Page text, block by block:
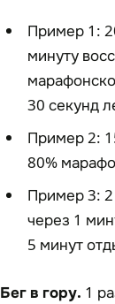
Пример 1:
минуту
30 секунд
Пример 2:
80%
Пример 3:
через 1
5 минут
Бег в гору. 1